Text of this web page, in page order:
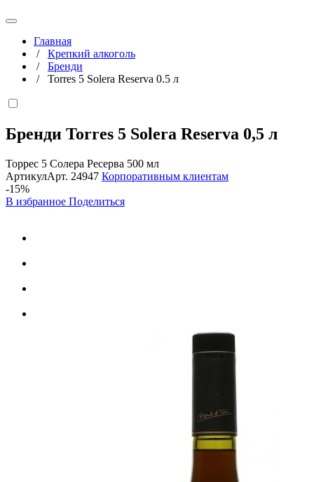
Главная
/ Крепкий алкоголь
/ Бренди
/ Torres 5 Solera Reserva 0.5 л
Бренди Torres 5 Solera Reserva 0,5 л
Торрес 5 Солера Ресерва 500 мл
АртикулАрт. 24947 Корпоративным клиентам
-15%
В избранное Поделиться